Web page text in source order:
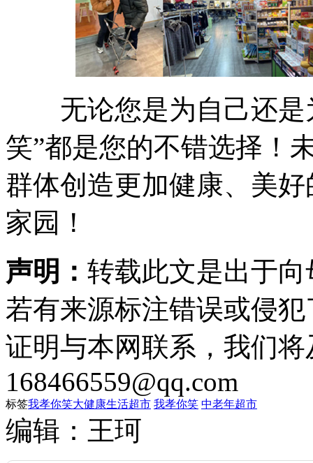
无论您是为自己还是
笑”都是您的不错选择！
群体创造更加健康、美
家园！
声明： 转载此文是出于
若有来源标注错误或侵
证明与本网联系，我们
168466559@qq.com
标签我孝你笑大健康生活超市 我孝你笑 中老年超市
编辑：王珂